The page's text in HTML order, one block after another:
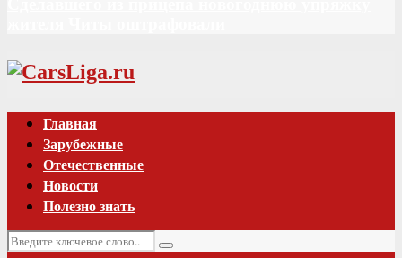
Vk
Главная
Зарубежные
Отечественные
Новости
Полезно знать
Искать:
Поиск